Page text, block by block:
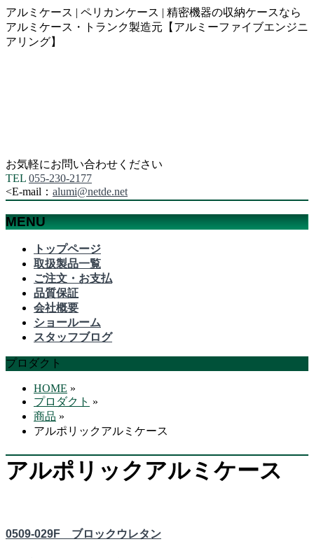
アルミケース | ペリカンケース | 精密機器の収納ケースなら
アルミケース・トランク製造元【アルミーファイブエンジニ
アリング】
お気軽にお問い合わせください
TEL 055-230-2177
<E-mail： alumi@netde.net
MENU
トップページ
取扱製品一覧
ご注文・お支払
品質保証
会社概要
ショールーム
スタッフブログ
プロダクト
HOME »
プロダクト »
商品 »
アルポリックアルミケース
アルポリックアルミケース
0509-029F ブロックウレタン